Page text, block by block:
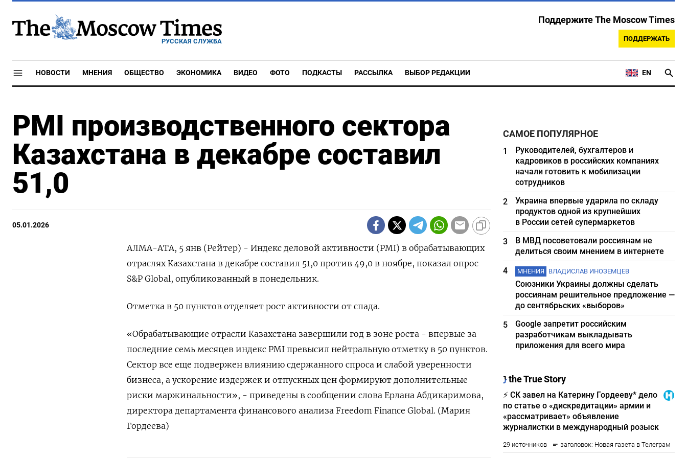
РУССКАЯ СЛУЖБА
Поддержите The Moscow Times
ПОДДЕРЖАТЬ
НОВОСТИ МНЕНИЯ ОБЩЕСТВО ЭКОНОМИКА ВИДЕО ФОТО ПОДКАСТЫ РАССЫЛКА ВЫБОР РЕДАКЦИИ EN
PMI производственного сектора
Казахстана в декабре составил
51,0
05.01.2026
АЛМА-АТА, 5 янв (Рейтер) - Индекс деловой активности (PMI) ⁠в обрабатывающих
отраслях Казахстана в декабре составил 51,0 ⁠против 49,​0 в ⁠ноябре, показал опрос
S&⁠P Global, опубликованный в понедельник.
Отметка в ‌50 пунктов ‍отделяет рост активности ‌от спада.
«Обрабатывающие отрасли ​Казахстана завершили год в зоне роста - впервые за
последние ⁠семь месяцев ‍индекс PMI превысил нейтральную отметку ‌в 50 пунктов.
Сектор все еще подвержен влиянию сдержанного спроса и слабой уверенности
бизнеса, а ускорение издержек ‍и ‍отпускных цен формируют дополнительные
риски маржинальности», - ‍приведены в сообщении слова Ерлана Абдикаримова,
директора департамента финансового ⁠анализа Freedom Finance Global. (Мария
Гордеева)
САМОЕ ПОПУЛЯРНОЕ
1
Руководителей, бухгалтеров и
кадровиков в российских компаниях
начали готовить к мобилизации
сотрудников
2
Украина впервые ударила по складу
продуктов одной из крупнейших
в России сетей супермаркетов
3
В МВД посоветовали россиянам не
делиться своим мнением в интернете
4
МНЕНИЯ ВЛАДИСЛАВ ИНОЗЕМЦЕВ
Союзники Украины должны сделать
россиянам решительное предложение —
до сентябрьских «выборов»
5
Google запретит российским
разработчикам выкладывать
приложения для всего мира